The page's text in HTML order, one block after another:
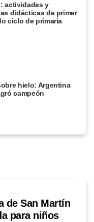
actividades y
didácticas de primer
ciclo de primaria
hielo: Argentina
campeón
de San Martín
para niños